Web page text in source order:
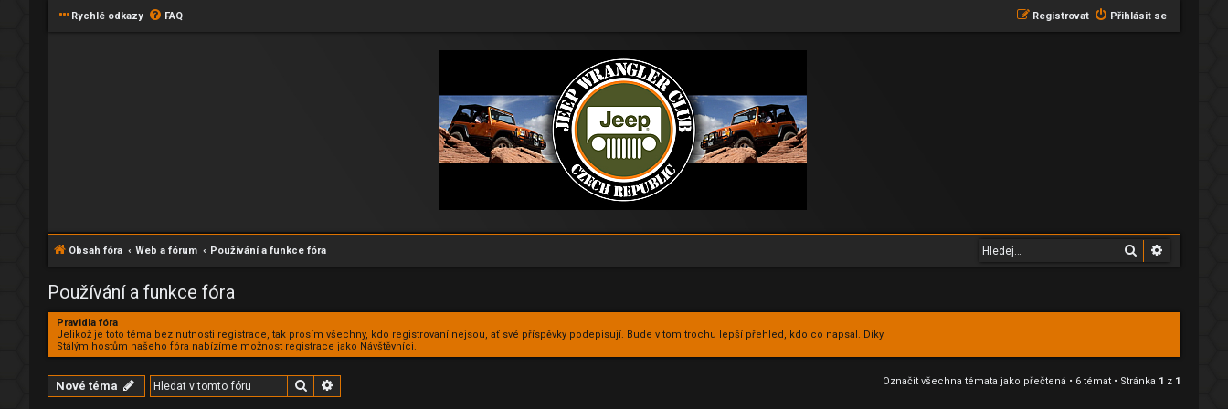
Rychlé odkazy FAQ Přihlásit se
Registrovat
Obsah fóra Web a fórum Používání a funkce fóra Hledat
Používání a funkce fóra
Pravidla fóra
Jelikož je toto téma bez nutnosti registrace, tak prosím všechny, kdo registrovaní nejsou, ať své příspěvky podepisují. Bude v tom trochu lepší přehled, kdo co napsal. Díky
Stálým hostům našeho fóra nabízíme možnost registrace jako Návštěvníci.
Nové téma Hledat Označit všechna témata jako přečtená • 6 témat • Stránka 1 z 1